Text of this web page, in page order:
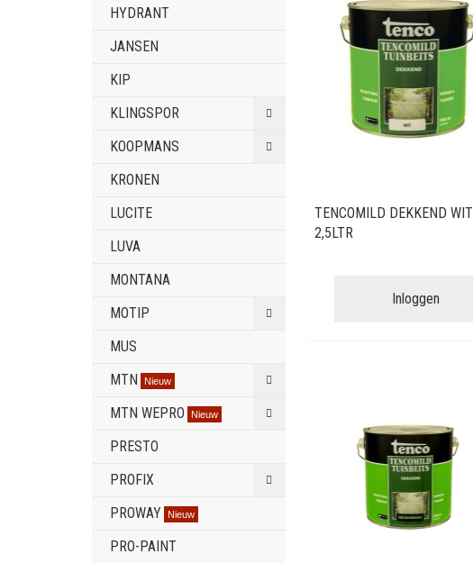
TENCOMILD DEKKEND WIT
2,5LTR
Inloggen
HYDRANT
JANSEN
KIP
KLINGSPOR
KOOPMANS
KRONEN
LUCITE
LUVA
MONTANA
MOTIP
MUS
MTN
Nieuw
MTN WEPRO Nieuw
PRESTO
PROFIX
PROWAY Nieuw
PRO-PAINT